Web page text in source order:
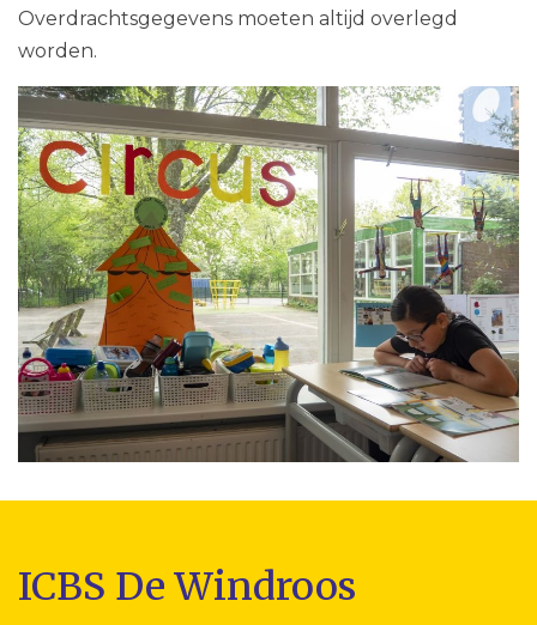
Overdrachtsgegevens moeten altijd overlegd
worden.
ICBS De Windroos